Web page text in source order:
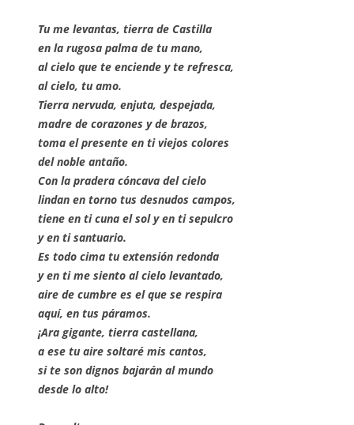
Tu me levantas, tierra de Castilla
en la rugosa palma de tu mano,
al cielo que te enciende y te refresca,
al cielo, tu amo.
Tierra nervuda, enjuta, despejada,
madre de corazones y de brazos,
toma el presente en ti viejos colores
del noble antaño.
Con la pradera cóncava del cielo
lindan en torno tus desnudos campos,
tiene en ti cuna el sol y en ti sepulcro
y en ti santuario.
Es todo cima tu extensión redonda
y en ti me siento al cielo levantado,
aire de cumbre es el que se respira
aquí, en tus páramos.
¡Ara gigante, tierra castellana,
a ese tu aire soltaré mis cantos,
si te son dignos bajarán al mundo
desde lo alto!